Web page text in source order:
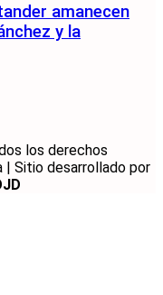
amanecen
y la
los derechos
| Sitio desarrollado por